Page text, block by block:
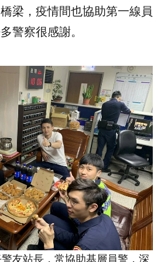
梁，疫情間也協助第一線員
警察很感謝。
友站長，常協助基層員警，深